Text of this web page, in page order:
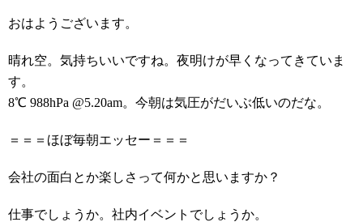
おはようございます。
晴れ空。気持ちいいですね。夜明けが早くなってきていま
す。
8℃ 988hPa @5.20am。今朝は気圧がだいぶ低いのだな。
＝＝＝ほぼ毎朝エッセー＝＝＝
会社の面白とか楽しさって何かと思いますか？
仕事でしょうか。社内イベントでしょうか。